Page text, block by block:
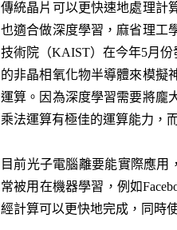
傳統晶片可以更快速地處理計
也適合做深度學習，麻省理工
技術院（KAIST）在今年5月
的非晶相氧化物半導體來模擬
運算。因為深度學習需要將龐
乘法運算有極佳的運算能力，
目前光子電腦離要能實際應用
常被用在機器學習，例如
經計算可以更快地完成，同時